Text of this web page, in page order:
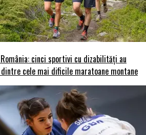
cinci sportivi cu dizabilități au
cele mai dificile maratoane montane